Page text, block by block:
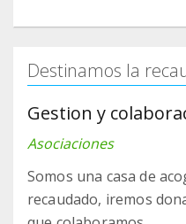
Destinamos la
Gestion y
Asociaciones
Somos una casa de
recaudado, iremos